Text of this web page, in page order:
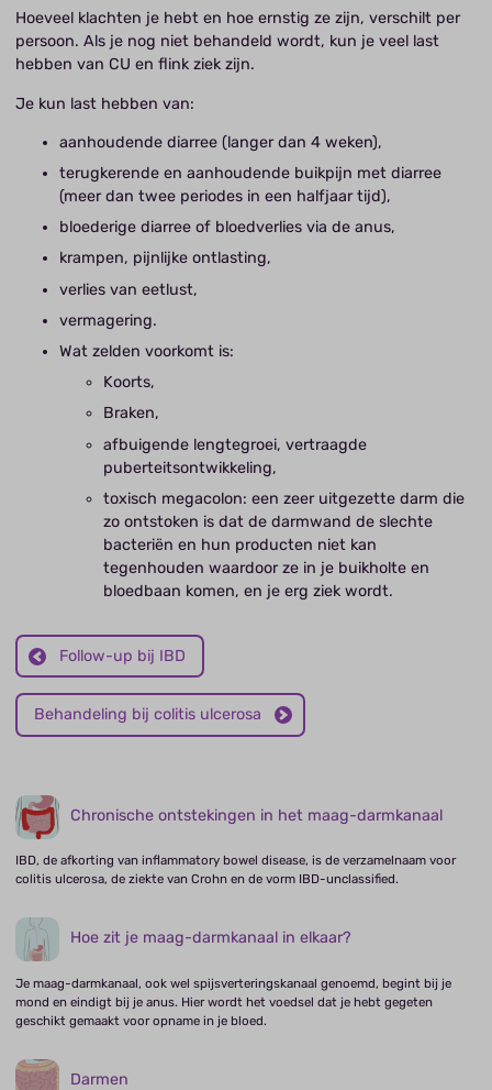
Hoeveel klachten je hebt en hoe ernstig ze zijn, verschilt per
persoon. Als je nog niet behandeld wordt, kun je veel last
hebben van CU en flink ziek zijn.
Je kun last hebben van:
aanhoudende diarree (langer dan 4 weken),
terugkerende en aanhoudende buikpijn met diarree
(meer dan twee periodes in een halfjaar tijd),
bloederige diarree of bloedverlies via de anus,
krampen, pijnlijke ontlasting,
verlies van eetlust,
vermagering.
Wat zelden voorkomt is:
Koorts,
Braken,
afbuigende lengtegroei, vertraagde
puberteitsontwikkeling,
toxisch megacolon: een zeer uitgezette darm die
zo ontstoken is dat de darmwand de slechte
bacteriën en hun producten niet kan
tegenhouden waardoor ze in je buikholte en
bloedbaan komen, en je erg ziek wordt.
Follow-up bij IBD
Behandeling bij colitis ulcerosa
Chronische ontstekingen in het maag-darmkanaal
IBD, de afkorting van inflammatory bowel disease, is de verzamelnaam voor
colitis ulcerosa, de ziekte van Crohn en de vorm IBD-unclassified.
Hoe zit je maag-darmkanaal in elkaar?
Je maag-darmkanaal, ook wel spijsverteringskanaal genoemd, begint bij je
mond en eindigt bij je anus. Hier wordt het voedsel dat je hebt gegeten
geschikt gemaakt voor opname in je bloed.
Darmen